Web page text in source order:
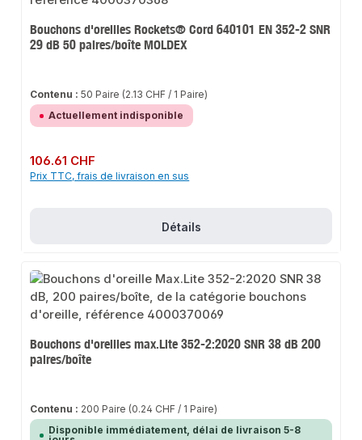
Bouchons d'oreilles Rockets® Cord 640101 EN 352-2 SNR
29 dB 50 paires/boîte MOLDEX
Contenu :50 Paire (2.13 CHF / 1 Paire)
Actuellement indisponible
Prix régulier :
106.61 CHF
Prix TTC, frais de livraison en sus
Détails
Bouchons d'oreilles max.Lite 352-2:2020 SNR 38 dB 200
paires/boîte
Contenu : 200 Paire (0.24 CHF / 1 Paire)
Disponible immédiatement, délai de livraison 5-8